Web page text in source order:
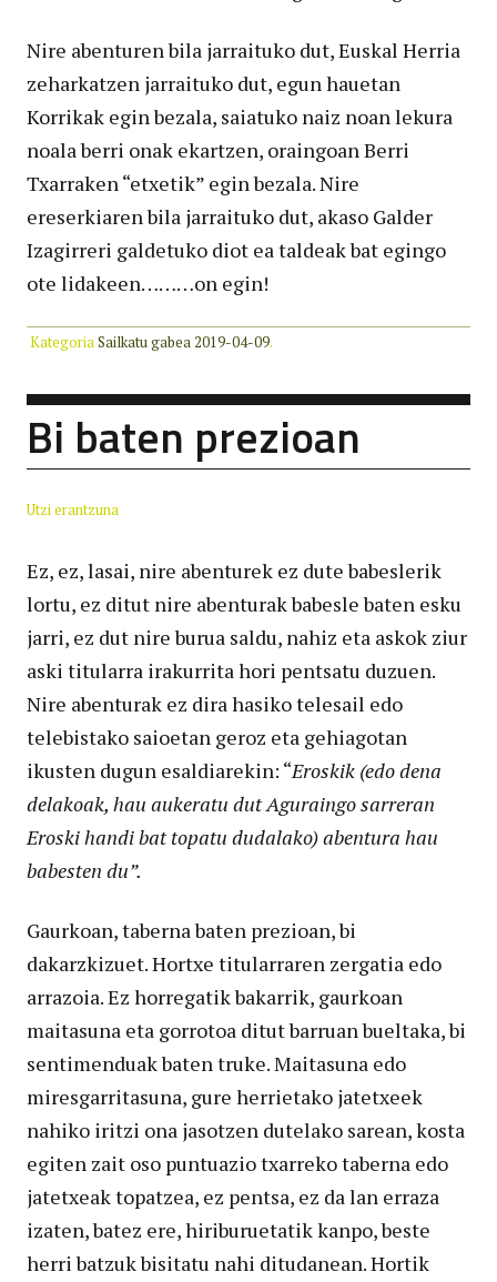
Nire abenturen bila jarraituko dut, Euskal Herria
zeharkatzen jarraituko dut, egun hauetan
Korrikak egin bezala, saiatuko naiz noan lekura
noala berri onak ekartzen, oraingoan Berri
Txarraken “etxetik” egin bezala. Nire
ereserkiaren bila jarraituko dut, akaso Galder
Izagirreri galdetuko diot ea taldeak bat egingo
ote lidakeen………on egin!
KategoriaSailkatu gabea2019-04-09.
Bi baten prezioan
Utzi erantzuna
Ez, ez, lasai, nire abenturek ez dute babeslerik
lortu, ez ditut nire abenturak babesle baten esku
jarri, ez dut nire burua saldu, nahiz eta askok ziur
aski titularra irakurrita hori pentsatu duzuen.
Nire abenturak ez dira hasiko telesail edo
telebistako saioetan geroz eta gehiagotan
ikusten dugun esaldiarekin: “Eroskik (edo dena
delakoak, hau aukeratu dut Aguraingo sarreran
Eroski handi bat topatu dudalako) abentura hau
babesten du”.
Gaurkoan, taberna baten prezioan, bi
dakarzkizuet. Hortxe titularraren zergatia edo
arrazoia. Ez horregatik bakarrik, gaurkoan
maitasuna eta gorrotoa ditut barruan bueltaka, bi
sentimenduak baten truke. Maitasuna edo
miresgarritasuna, gure herrietako jatetxeek
nahiko iritzi ona jasotzen dutelako sarean, kosta
egiten zait oso puntuazio txarreko taberna edo
jatetxeak topatzea, ez pentsa, ez da lan erraza
izaten, batez ere, hiriburuetatik kanpo, beste
herri batzuk bisitatu nahi ditudanean. Hortik